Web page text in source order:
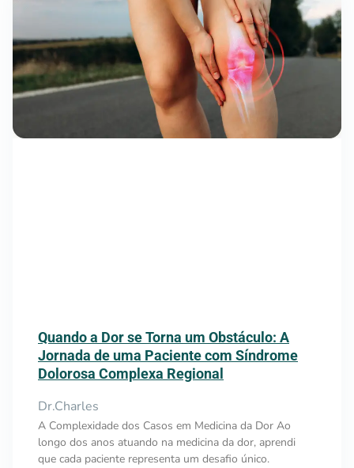
Quando a Dor se Torna um Obstáculo: A
Jornada de uma Paciente com Síndrome
Dolorosa Complexa Regional
Dr.Charles
A Complexidade dos Casos em Medicina da Dor Ao
longo dos anos atuando na medicina da dor, aprendi
que cada paciente representa um desafio único.